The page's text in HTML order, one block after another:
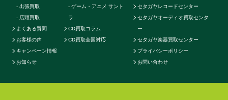
も高く買取ることが可能です。業界トップの高価買取を
実現することができます。例えばクラシックのCDでも
高音質盤か通常盤で全く値段が変わってきたり、ロック
やポップス系CDで帯の形状や製造年によって何十倍に
様々です。他店より1円でも高く買い取らせて頂く為に
出張買取
店頭買取
よくある質問
お客様の声
キャンペーン情報
お知らせ
ゲーム・アニメ サント
ラ
CD買取コラム
CD買取全国対応
セタガヤレコードセンター
セタガヤオーディオ買取センタ
ー
セタガヤ楽器買取センター
プライバシーポリシー
お問い合わせ